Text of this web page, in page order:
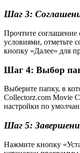
Шаг 3:
Прочтите
условиями, отметьте
кнопку «Далее» для
Шаг 4: Выбор
Выберите папку, в
Collectorz.com Movie
настройки по
Шаг 5:
Нажмите кнопку